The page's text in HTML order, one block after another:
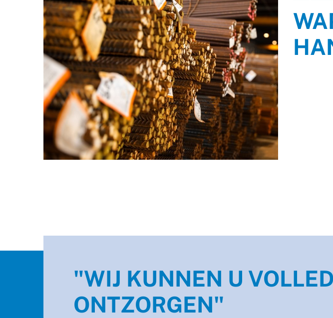
"WIJ KUNNEN U
ONTZORGEN"